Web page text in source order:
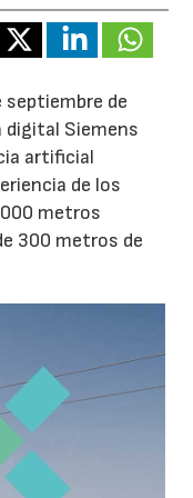
septiembre de
digital Siemens
artificial
de los
metros
300 metros de